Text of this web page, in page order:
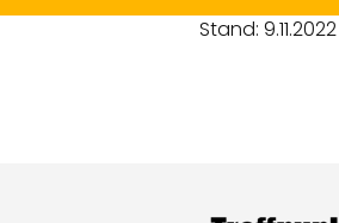
Stand: 9.11.2022